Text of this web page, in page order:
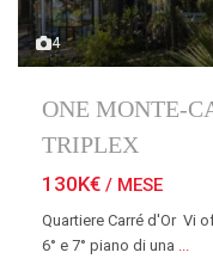
4
ONE MONTE-
TRIPLEX
130K€ / MESE
Quartiere Carré d'Or Vi
6° e 7° piano di una ...